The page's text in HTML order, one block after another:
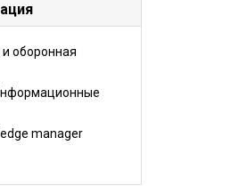
оборонная
manager